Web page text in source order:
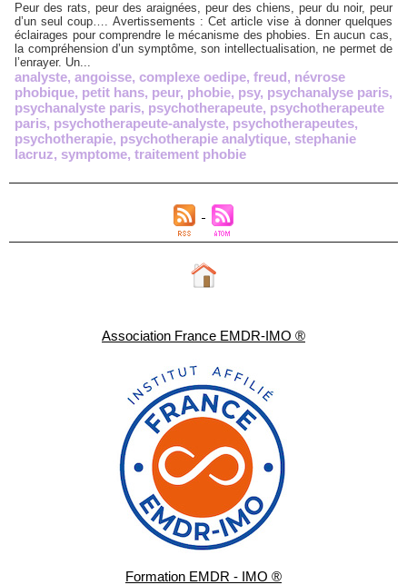
Association France EMDR-IMO ®
Formation EMDR - IMO ®
Peur des rats, peur des araignées, peur des chiens, peur du noir, peur
d’un seul coup…. Avertissements : Cet article vise à donner quelques
éclairages pour comprendre le mécanisme des phobies. En aucun cas,
la compréhension d’un symptôme, son intellectualisation, ne permet de
l’enrayer. Un...
analyste, angoisse, complexe oedipe, freud, névrose
phobique, petit hans, peur, phobie, psy, psychanalyse paris,
psychanalyste paris, psychotherapeute, psychotherapeute
paris, psychotherapeute-analyste, psychotherapeutes,
psychotherapie, psychotherapie analytique, stephanie
lacruz, symptome, traitement phobie